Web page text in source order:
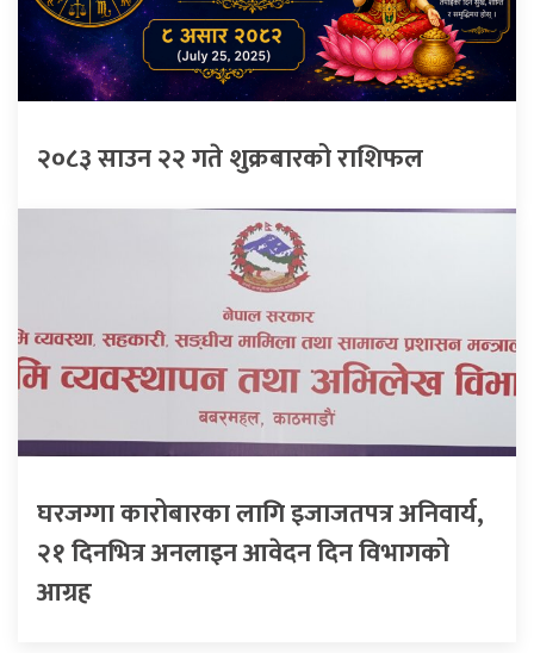
२०८३ साउन २२ गते शुक्रबारको राशिफल
घरजग्गा कारोबारका लागि इजाजतपत्र अनिवार्य,
२१ दिनभित्र अनलाइन आवेदन दिन विभागको
आग्रह